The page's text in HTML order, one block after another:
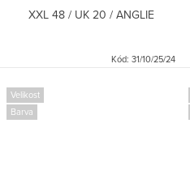
XXL 48 / UK 20 / ANGLIE
Kód: 31/10/25/24
Velikost
Barva